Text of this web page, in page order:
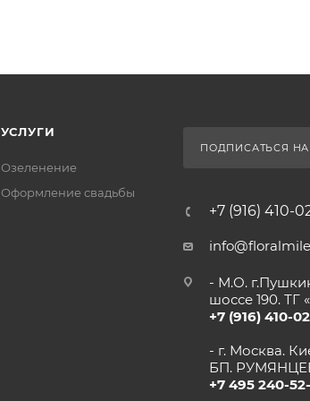
УСЛУГИ
Озеленение
Оформление свадьбы
ПОДПИСАТЬСЯ
+7 (916) 410-
- М.О.
шоссе 190.
+7 (916) 410-
- г. Москва.
БП.
+7 495 240-